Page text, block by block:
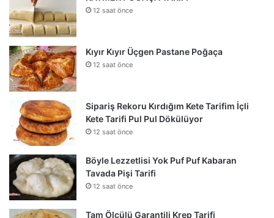
12 saat önce
Kıyır Kıyır Üçgen Pastane Poğaça
12 saat önce
Sipariş Rekoru Kırdığım Kete Tarifim İçli
Kete Tarifi Pul Pul Dökülüyor
12 saat önce
Böyle Lezzetlisi Yok Puf Puf Kabaran
Tavada Pişi Tarifi
12 saat önce
Tam Ölçülü Garantili Krep Tarifi